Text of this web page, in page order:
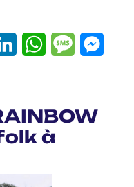
LinkedInWhatsApp
à